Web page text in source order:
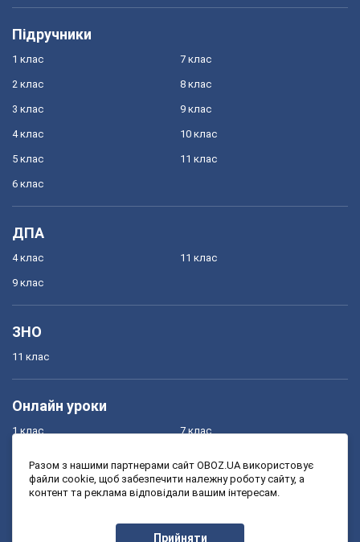
Підручники
1 клас
2 клас
3 клас
4 клас
5 клас
6 клас
7 клас
8 клас
9 клас
10 клас
11 клас
ДПА
4 клас
9 клас
11 клас
ЗНО
11 клас
Онлайн уроки
1 клас
3 клас
7 клас
9 клас
Разом з нашими партнерами сайт OBOZ.UA використовує
файли cookie, щоб забезпечити належну роботу сайту, а
контент та реклама відповідали вашим інтересам.
Прийняти